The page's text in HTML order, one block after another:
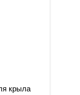
крыла